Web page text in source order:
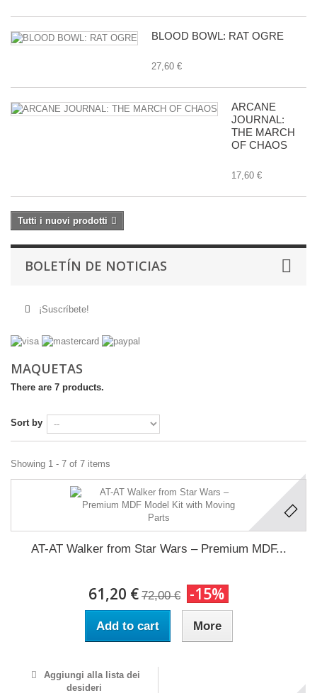
BLOOD BOWL: RAT OGRE
27,60 €
ARCANE
JOURNAL:
THE MARCH
OF CHAOS
17,60 €
Tutti i nuovi prodotti
BOLETÍN DE NOTICIAS
¡Suscríbete!
MAQUETAS
There are 7 products.
Sort by
Showing 1 - 7 of 7 items
AT-AT Walker from Star Wars – Premium MDF...
61,20 € 72,00 € -15%
Add to cart More
Aggiungi alla lista dei
desideri